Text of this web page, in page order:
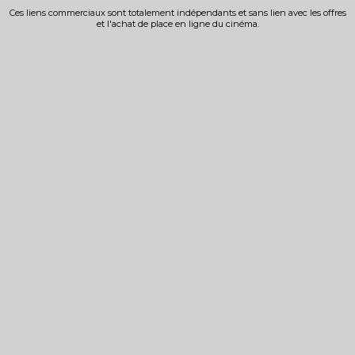
Ces liens commerciaux sont totalement indépendants et sans lien avec les offres
et l'achat de place en ligne du cinéma.